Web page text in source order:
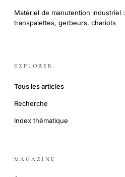
Matériel de manutention industriel :
transpalettes, gerbeurs, chariots
EXPLORER
Tous les articles
Recherche
Index thématique
MAGAZINE